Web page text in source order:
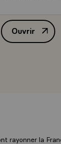
de chômage.
de bonne
il financer le
cela que
la croissance,
Ouvrir
Allocution
rayonner la